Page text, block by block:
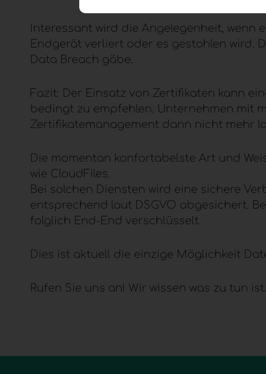
Interessant wird die Angelegenheit,
Endgerät verliert oder es gestohlen wird.
Data Breach gäbe.
Fazit: Der Einsatz von Zertifikaten kann
bedingt zu empfehlen. Unternehmen mit
Zertifikatemanagement dann nicht mehr
Die momentan konfortabelste Art und
wie CloudFiles.
Bei solchen Diensten wird eine sichere
entsprechend laut DSGVO abgesichert.
folglich End-End verschlüsselt.
Dies ist aktuell die einzige Möglichkeit
Rufen Sie uns an! Wir wissen was zu tun ist.